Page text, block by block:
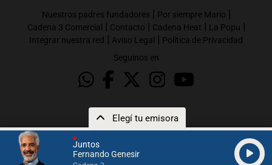
Juntos
Fernando Genesir
Elegí tu emisora
Nuestros padres fundadores | Por siempre Mario |
Cadena 3 Comercial | Contacto | Cadena Heat | La Popu |
Integrar nuestra red | Aviso Legal | Política de Privacidad
Seguinos en